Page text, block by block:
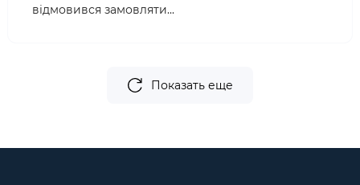
відмовився замовляти...
Показать еще